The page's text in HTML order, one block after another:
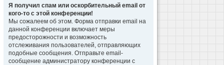
Я получил спам или оскорбительный email от
кого-то с этой конференции!
Мы сожалеем об этом. Форма отправки email на
данной конференции включает меры
предосторожности и возможность
отслеживания пользователей, отправляющих
подобные сообщения. Отправьте email-
сообщение администратору конференции с